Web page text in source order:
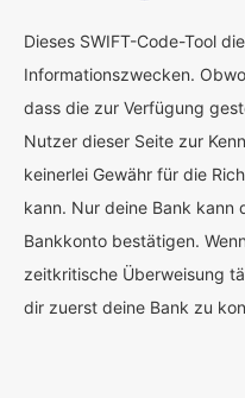
Dieses SWIFT-Code-Tool
Informationszwecken.
dass die zur Verfügung
Nutzer dieser Seite zur
keinerlei Gewähr für die
kann. Nur deine Bank kann
Bankkonto bestätigen.
zeitkritische Überweisung
dir zuerst deine Bank zu